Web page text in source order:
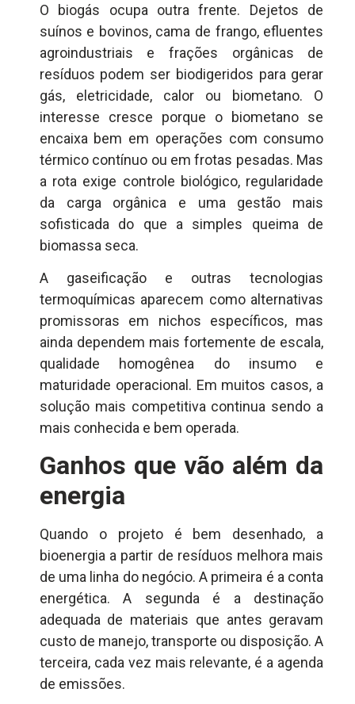
O biogás ocupa outra frente. Dejetos de
suínos e bovinos, cama de frango, efluentes
agroindustriais e frações orgânicas de
resíduos podem ser biodigeridos para gerar
gás, eletricidade, calor ou biometano. O
interesse cresce porque o biometano se
encaixa bem em operações com consumo
térmico contínuo ou em frotas pesadas. Mas
a rota exige controle biológico, regularidade
da carga orgânica e uma gestão mais
sofisticada do que a simples queima de
biomassa seca.
A gaseificação e outras tecnologias
termoquímicas aparecem como alternativas
promissoras em nichos específicos, mas
ainda dependem mais fortemente de escala,
qualidade homogênea do insumo e
maturidade operacional. Em muitos casos, a
solução mais competitiva continua sendo a
mais conhecida e bem operada.
Ganhos que vão além da
energia
Quando o projeto é bem desenhado, a
bioenergia a partir de resíduos melhora mais
de uma linha do negócio. A primeira é a conta
energética. A segunda é a destinação
adequada de materiais que antes geravam
custo de manejo, transporte ou disposição. A
terceira, cada vez mais relevante, é a agenda
de emissões.